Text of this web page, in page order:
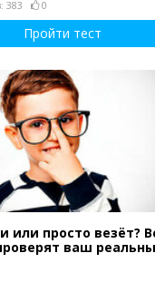
383 0
Пройти тест
или просто везёт?
ваш